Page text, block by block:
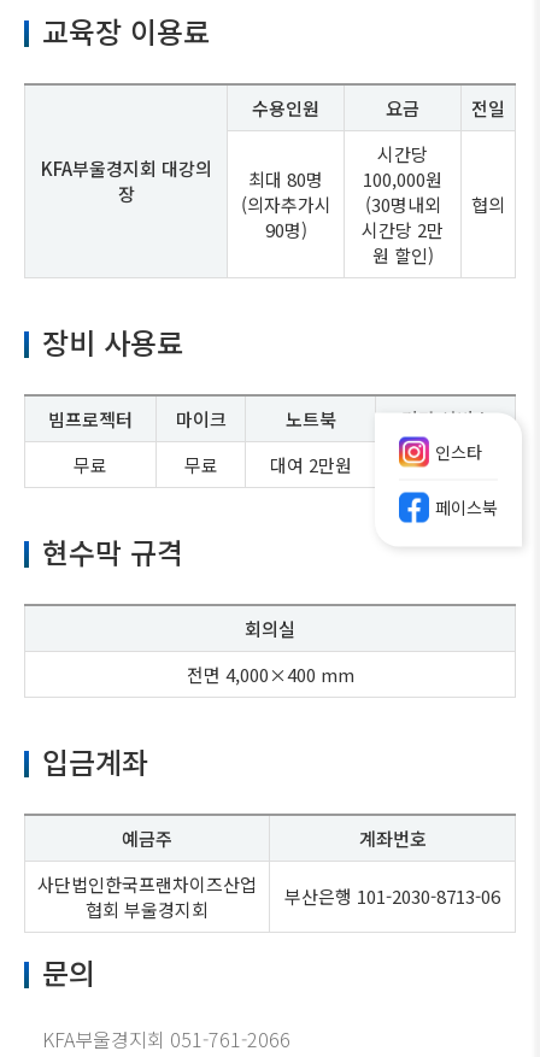
교육장 이용료
KFA부울경지회 대강의
장
수용인원 요금 전일
최대 80명
(의자추가시
90명)
시간당
100,000원
(30명내외
시간당 2만
원 할인)
협의
장비 사용료
빔프로젝터 마이크 노트북
기타 서비스
무료
무료 대여 2만원 문의
현수막 규격
회의실
전면 4,000×400 mm
입금계좌
예금주
계좌번호
사단법인한국프랜차이즈산업
협회 부울경지회
부산은행 101-2030-8713-06
문의
KFA부울경지회 051-761-2066
인스타
페이스북